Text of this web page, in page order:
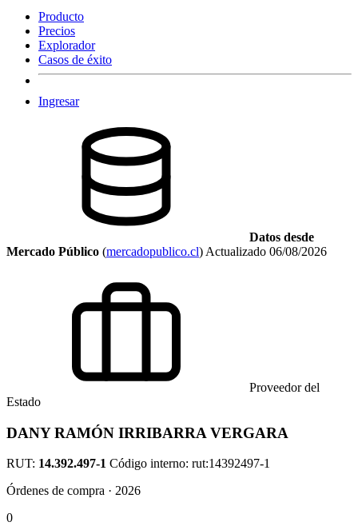
Producto
Precios
Explorador
Casos de éxito
Ingresar
Datos desde
Mercado Público (mercadopublico.cl) Actualizado 06/08/2026
Proveedor del
Estado
DANY RAMÓN IRRIBARRA VERGARA
RUT: 14.392.497-1 Código interno: rut:14392497-1
Órdenes de compra · 2026
0